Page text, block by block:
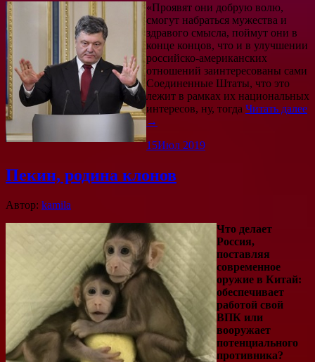
«Проявят они добрую волю,
смогут набраться мужества и
здравого смысла, поймут они в
конце концов, что и в улучшении
российско-американских
отношений заинтересованы сами
Соединенные Штаты, что это
лежит в рамках их национальных
интересов, ну, тогда Читать далее
→
15Июл 2019
Пекин, родина клонов
Автор: kamila
Что делает
Россия,
поставляя
современное
оружие в Китай:
обеспечивает
работой свой
ВПК или
вооружает
потенциального
противника?